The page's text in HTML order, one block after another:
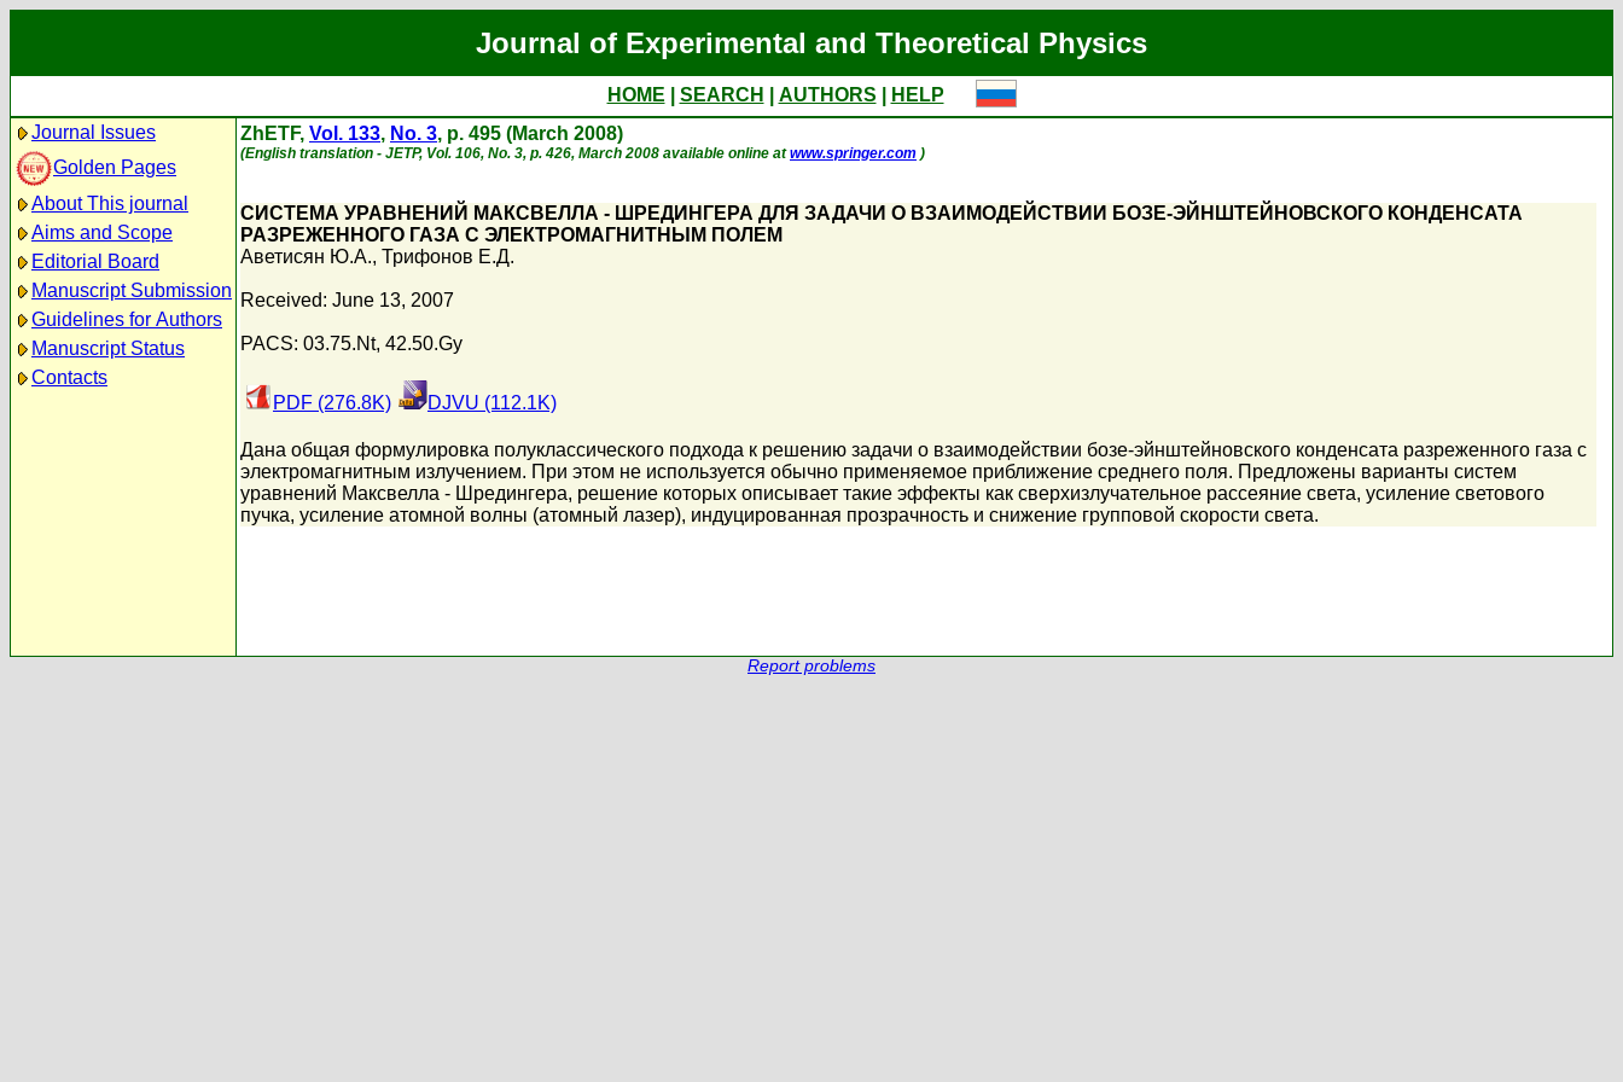
Journal of Experimental and Theoretical Physics
HOME SEARCH AUTHORS
HELP
Journal Issues
Golden Pages
About This journal
Aims and Scope
Editorial Board
Manuscript Submission
Guidelines for Authors
Manuscript Status
Contacts
ZhETF, Vol. 133, No. 3, p. 495 (March 2008)
(English translation - JETP, Vol. 106, No. 3, p. 426, March 2008 available online atwww.springer.com )
СИСТЕМА УРАВНЕНИЙ МАКСВЕЛЛА - ШРЕДИНГЕРА ДЛЯ ЗАДАЧИ О ВЗАИМОДЕЙСТВИИ БОЗЕ-ЭЙНШТЕЙНОВСКОГО КОНДЕНСАТА
РАЗРЕЖЕННОГО ГАЗА С ЭЛЕКТРОМАГНИТНЫМ ПОЛЕМ
Аветисян Ю.А., Трифонов Е.Д.
Received: June 13, 2007
PACS: 03.75.Nt, 42.50.Gy
PDF (276.8K) DJVU (112.1K)
Дана общая формулировка полуклассического подхода к решению задачи о взаимодействии бозе-эйнштейновского конденсата разреженного газа с
электромагнитным излучением. При этом не используется обычно применяемое приближение среднего поля. Предложены варианты систем
уравнений Максвелла - Шредингера, решение которых описывает такие эффекты как сверхизлучательное рассеяние света, усиление светового
пучка, усиление атомной волны (атомный лазер), индуцированная прозрачность и снижение групповой скорости света.
Report problems